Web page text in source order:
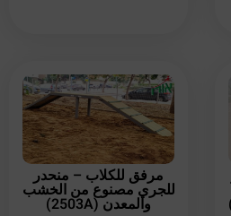
مرفق للكلاب – منحدر
للجري مصنوع من الخشب
والمعدن (2503A)